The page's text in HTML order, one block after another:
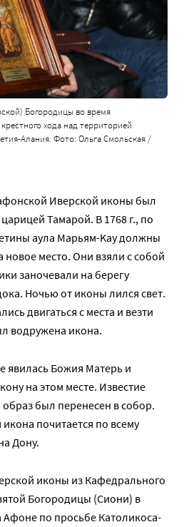
Богородицы во время
хода над территорией
Алания. Фото: Ольга Смольская /
Иверской иконы был
Тамарой. В 1768 г., по
аула Марьям-Kay должны
новое место. Они взяли с собой
заночевали на берегу
Ночью от иконы лился свет.
двигаться с места и везти
водружена икона.
явилась Божия Матерь и
на этом месте. Известие
был перенесен в собор.
почитается по всему
Дону.
иконы из Кафедрального
Богородицы (Сиони) в
по просьбе Католикоса-